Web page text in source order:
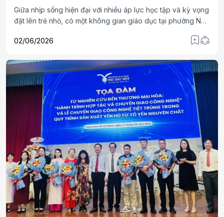
Giữa nhịp sống hiện đại với nhiều áp lực học tập và kỳ vọng
đặt lên trẻ nhỏ, có một không gian giáo dục tại phường Nha
đẹp cho tuổi thơ, đó là Trung tâm Kỹ năng sống AMY.
02/06/2026